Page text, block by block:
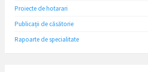
Proiecte de hotarari
Publicații de căsătorie
Rapoarte de specialitate